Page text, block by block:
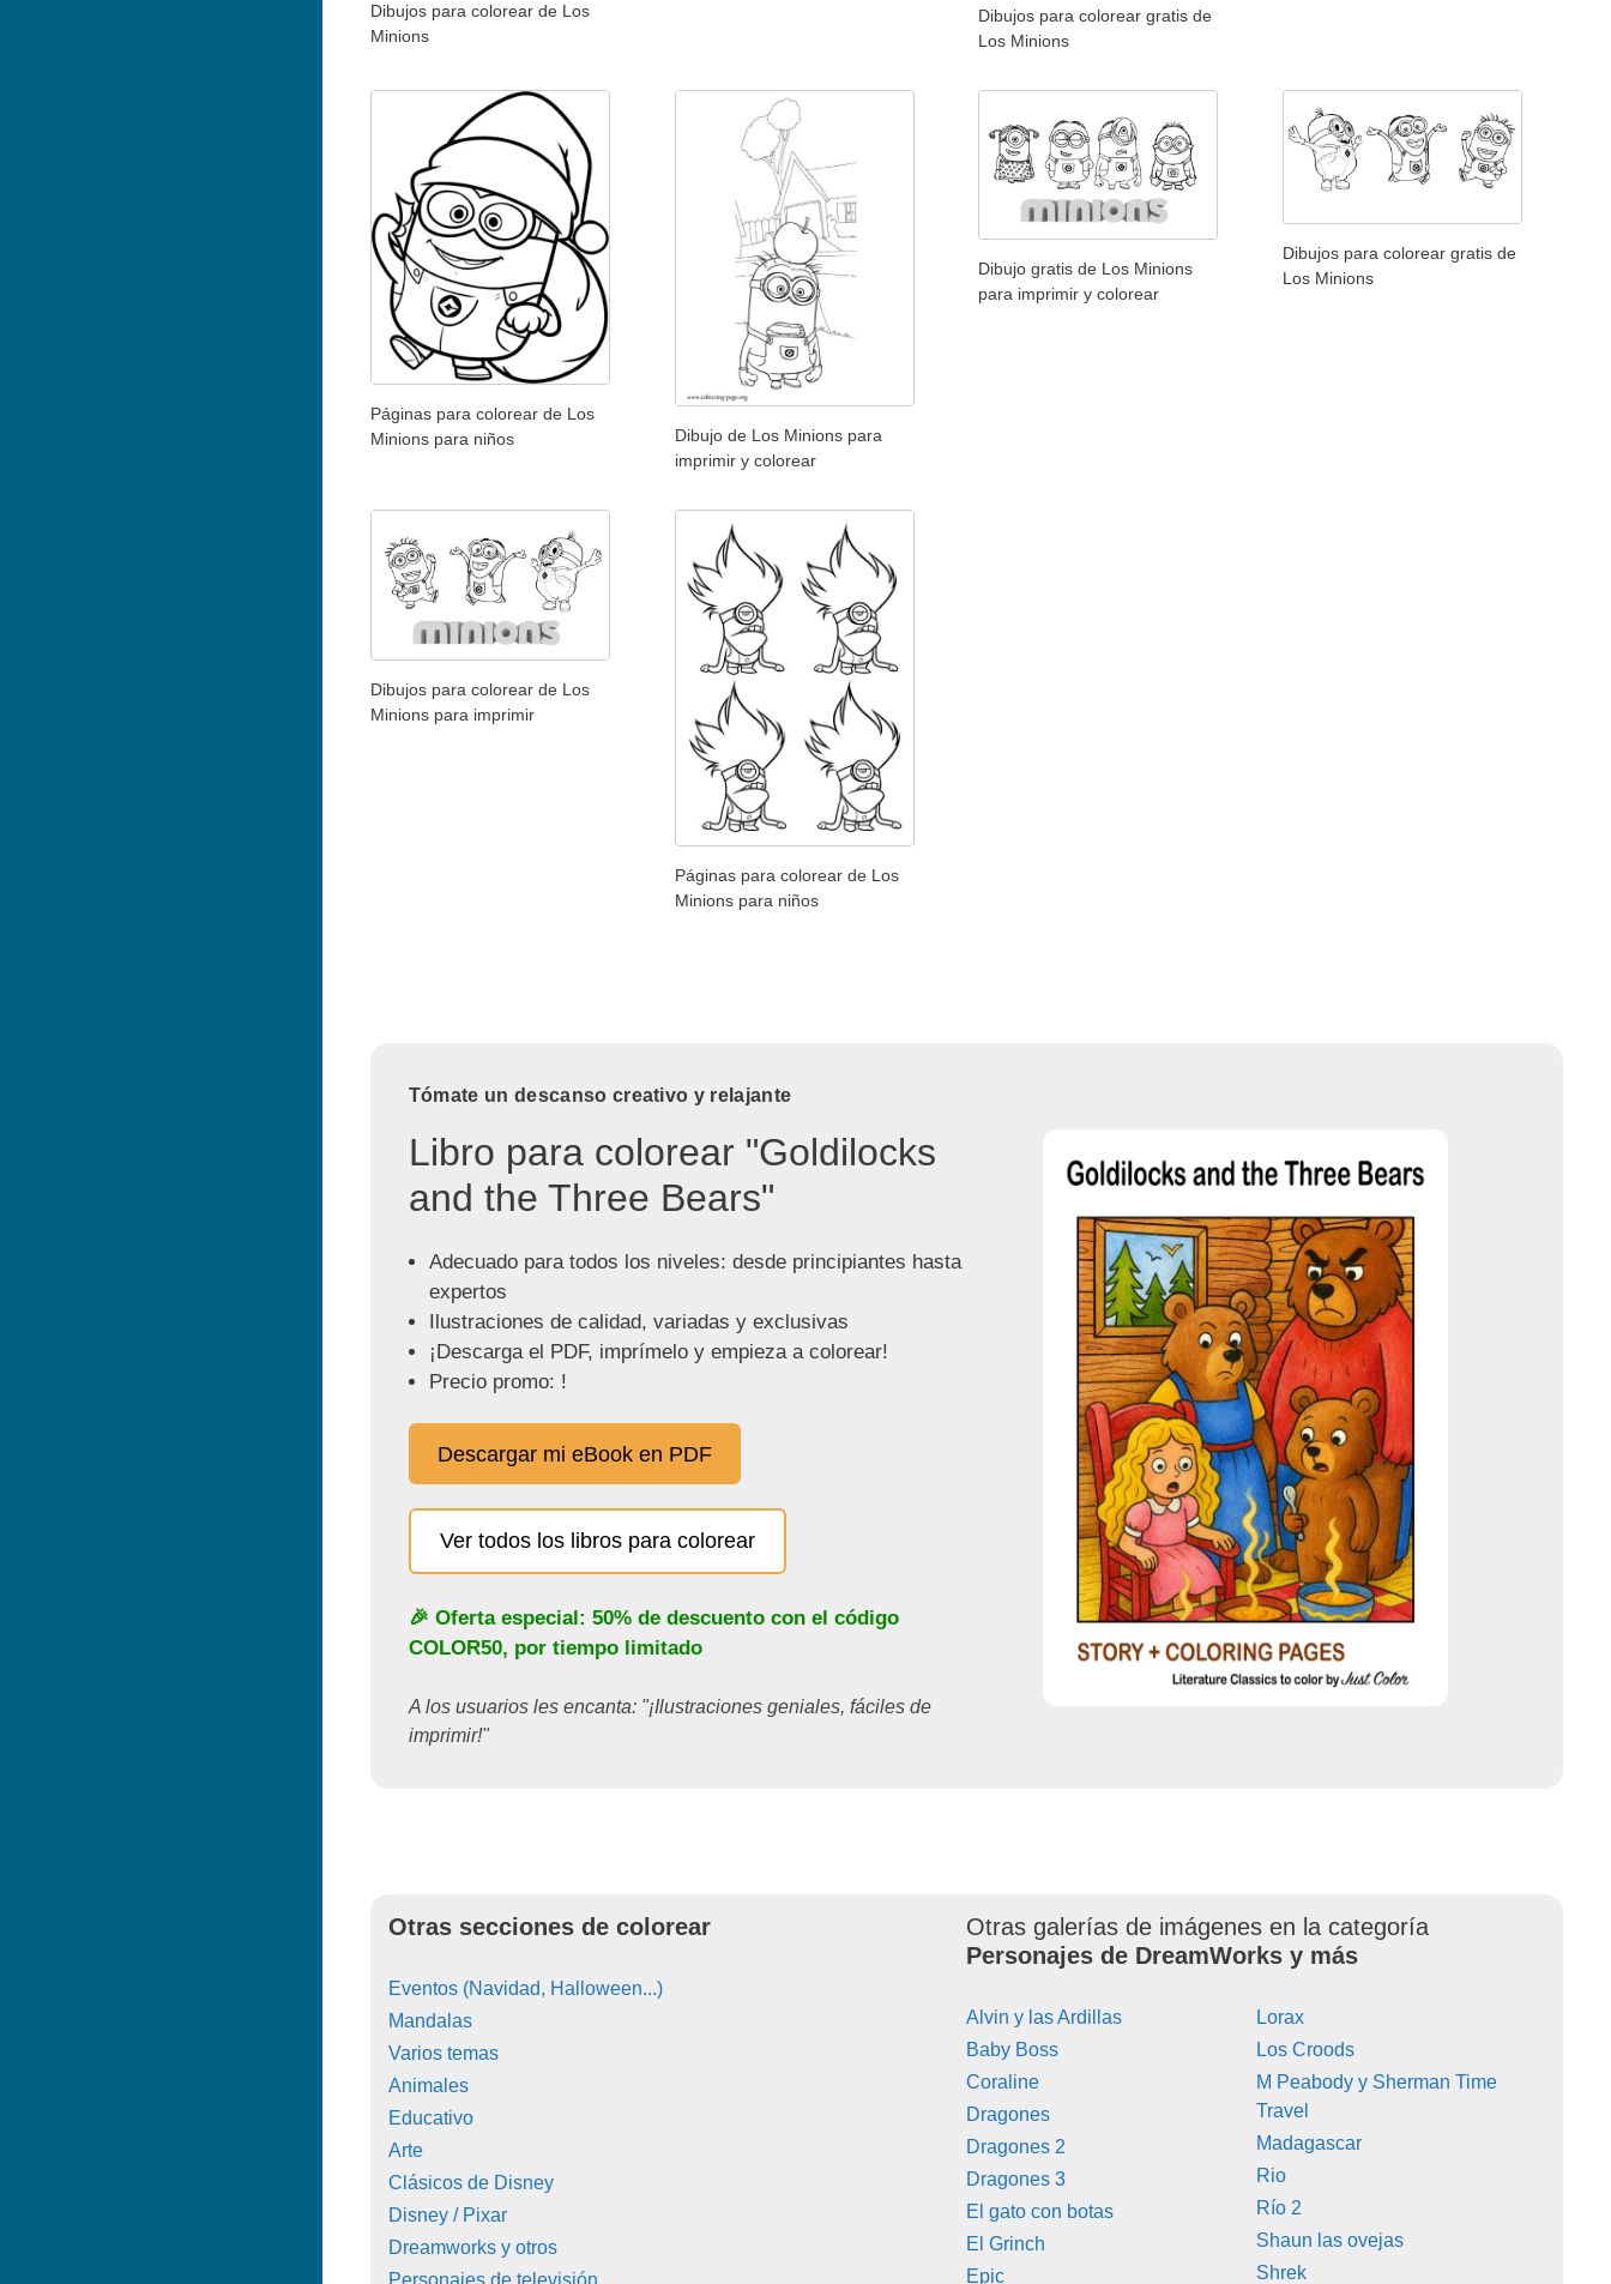
Dibujos para colorear de Los
Minions
Dibujos para colorear gratis de
Los Minions
Páginas para colorear de Los
Minions para niños
Dibujo de Los Minions para
imprimir y colorear
Dibujo gratis de Los Minions
para imprimir y colorear
Dibujos para colorear gratis de
Los Minions
Dibujos para colorear de Los
Minions para imprimir
Páginas para colorear de Los
Minions para niños
Tómate un descanso creativo y relajante
Libro para colorear "Goldilocks
and the Three Bears"
Adecuado para todos los niveles: desde principiantes hasta
expertos
Ilustraciones de calidad, variadas y exclusivas
¡Descarga el PDF, imprímelo y empieza a colorear!
Precio promo: !
Descargar mi eBook en PDF
Ver todos los libros para colorear
🎉 Oferta especial: 50% de descuento con el código
COLOR50, por tiempo limitado
A los usuarios les encanta: "¡Ilustraciones geniales, fáciles de
imprimir!"
Otras secciones de colorear
Eventos (Navidad, Halloween...)
Mandalas
Varios temas
Animales
Educativo
Arte
Clásicos de Disney
Disney / Pixar
Dreamworks y otros
Otras galerías de imágenes en la categoría
Personajes de DreamWorks y más
Alvin y las Ardillas
Baby Boss
Coraline
Dragones
Dragones 2
Dragones 3
El gato con botas
El Grinch
Epic
Lorax
Los Croods
M Peabody y Sherman Time
Travel
Madagascar
Rio
Río 2
Shaun las ovejas
Shrek